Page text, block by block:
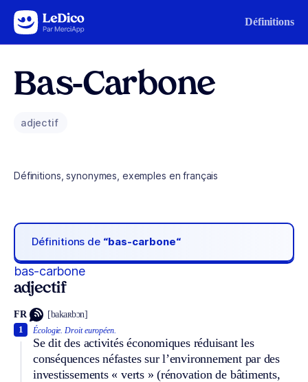
Aller au contenu Définitions
Bas-Carbone
adjectif
Définitions, synonymes, exemples en français
Définitions de “bas-carbone“
bas-carbone
adjectif
FR [bakaʀbɔn]
Écologie. Droit européen.
Se dit des activités économiques réduisant les
conséquences néfastes sur l’environnement par des
investissements « verts » (rénovation de bâtiments,
1